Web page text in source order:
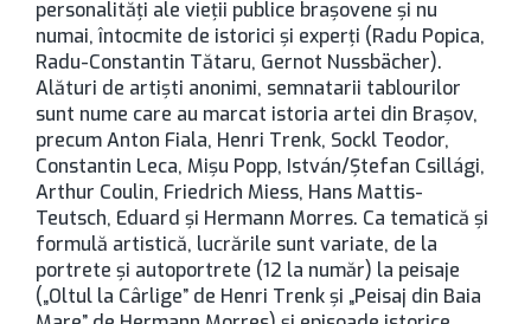
personalităţi ale vieţii publice braşovene şi nu
numai, întocmite de istorici şi experţi (Radu Popica,
Radu-Constantin Tătaru, Gernot Nussbächer).
Alături de artişti anonimi, semnatarii tablourilor
sunt nume care au marcat istoria artei din Braşov,
precum Anton Fiala, Henri Trenk, Sockl Teodor,
Constantin Leca, Mișu Popp, István/Ștefan Csillági,
Arthur Coulin, Friedrich Miess, Hans Mattis-
Teutsch, Eduard și Hermann Morres. Ca tematică şi
formulă artistică, lucrările sunt variate, de la
portrete şi autoportrete (12 la număr) la peisaje
(„Oltul la Cârlige” de Henri Trenk şi „Peisaj din Baia